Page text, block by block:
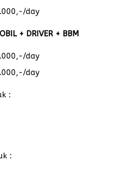
day
+ DRIVER + BBM
day
day
:
: